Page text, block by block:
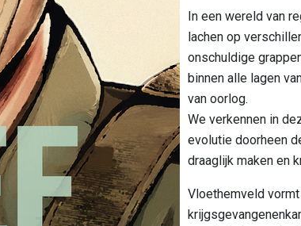
In een wereld van
lachen op
onschuldige
binnen alle lagen
van oorlog.
We verkennen in
evolutie doorheen
draaglijk maken en
Vloethemveld